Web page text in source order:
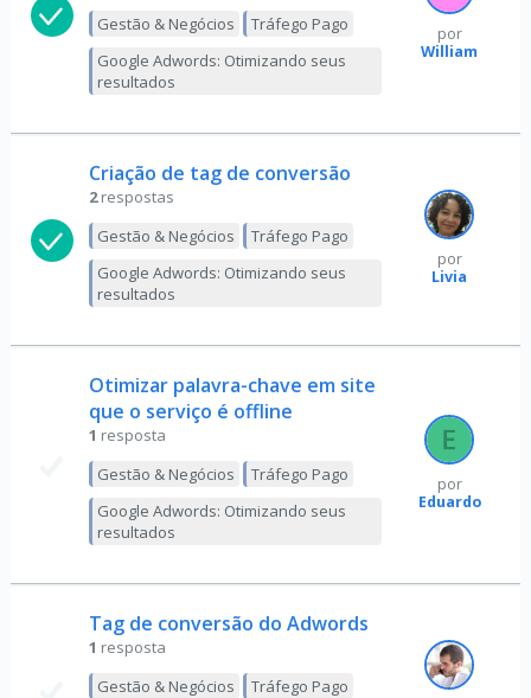
Gestão & Negócios
Tráfego Pago
Google Adwords: Otimizando seus
resultados
por
William
Criação de tag de conversão
2 respostas
Gestão & Negócios
Tráfego Pago
Google Adwords: Otimizando seus
resultados
por
Livia
Otimizar palavra-chave em site
que o serviço é offline
1 resposta
Gestão & Negócios
Tráfego Pago
Google Adwords: Otimizando seus
resultados
por
Eduardo
Tag de conversão do Adwords
1 resposta
Gestão & Negócios
Tráfego Pago